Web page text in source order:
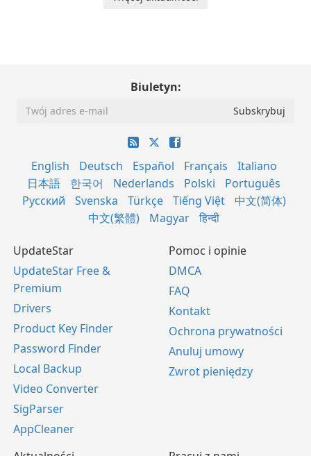
Biuletyn:
English Deutsch Español Français
Italiano
日本語
한국어 Nederlands Polski
Português
Русский
Svenska Türkçe Tiếng Việt
中文(简体)
中文(繁體)
Magyar हिन्दी
UpdateStar
UpdateStar Free &
Premium
Drivers
Product Key Finder
Password Finder
Local Backup
Video Converter
SigParser
AppCleaner
Pomoc i opinie
DMCA
FAQ
Kontakt
Ochrona prywatności
Anuluj umowy
Zwrot pieniędzy